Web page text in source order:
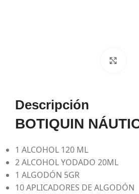
Descripción
BOTIQUIN
1 ALCOHOL 120 ML
2 ALCOHOL YODADO 20ML
1 ALGODÓN 5GR
10 APLICADORES DE ALGODÓN